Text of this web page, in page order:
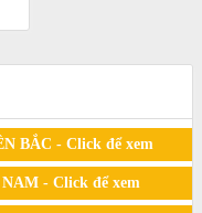
BẮC - Click để xem
- Click để xem